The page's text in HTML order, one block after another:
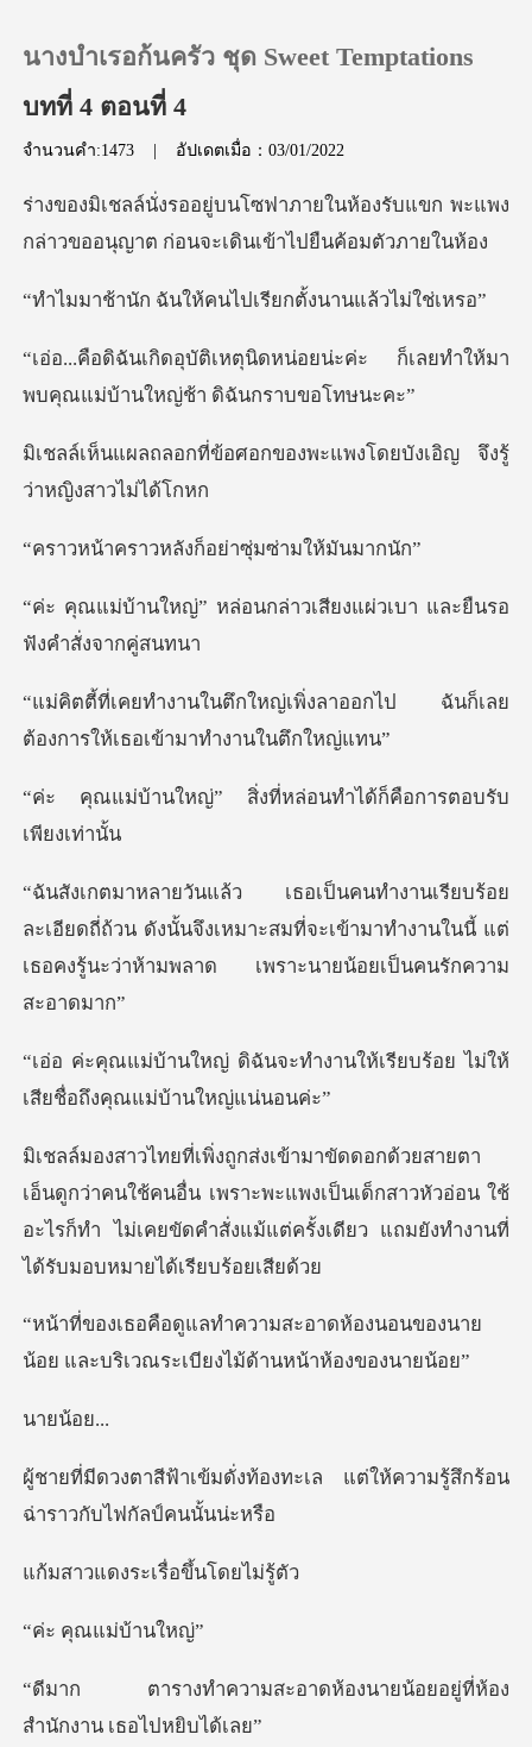
เติมเงิน
ประวัติการอ่าน
ออกจากระบบ
ดาวน์โหลดแอป
นางบำเรอก้นครัว ชุด Sweet Temptations
บทที่ 4 ตอนที่ 4
จำนวนคำ:1473 | อัปเดตเมื่อ：03/01/2022
ในห้องรับแขก พะแพง
กล่าวขออนุญาต ก
นให้คนไปเรียกตั้ง
ิดหน่อยน่ะค่ะ ก็เลยทำให้มา
พบคุณแ
อศอกของพะแพงโดยบังเอิญ จ
ลังก็อย่าซุ่มซ่
่อนกล่าวเสียงแผ่วเบา และ
ญ่เพิ่งลาออกไป ฉันก็เลย
ต้องกา
สิ่งที่หล่อนทำได้ก็คือ
ยดถี่ถ้วน ดังนั้นจึงเหมาะสมที่จะเข้ามาทำงานในนี้ แต่
เธ
จะทำงานให้เรียบร้อย ไม่ให้
เสีย
ใช้คนอื่น เพราะพะแพงเป็นเด็กสาวหัวอ่อน ใช้
อะไรก็ทำ ไม่เคยขัดคำสั
าดห้องนอนของนาย
น้อย และบริเวณระ
ยน้
งท้องทะเล แต่ให้ความรู้สึกร้อ
ระเรื่อขึ้น
ุณแม่บ้
ดห้องนายน้อยอยู่ที่ห้อง